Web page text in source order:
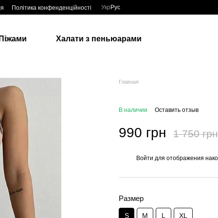
Політика конфенденційності Укр Рус
Піжами Халати з пеньюарами
Главная
В наличии Оставить отзыв
990 грн 1 750 грн
Войти для отображения
Размер
S M L XL